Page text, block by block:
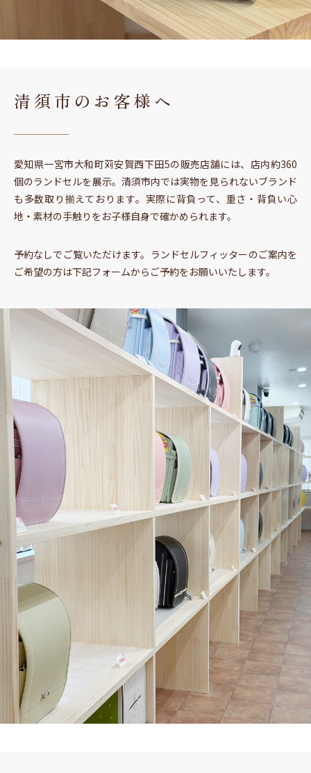
清須市のお客様へ
愛知県一宮市大和町苅安賀西下田5の販売店舗には、店内約360
個のランドセルを展示。清須市内では実物を見られないブランド
も多数取り揃えております。実際に背負って、重さ・背負い心
地・素材の手触りをお子様自身で確かめられます。
予約なしでご覧いただけます。ランドセルフィッターのご案内を
ご希望の方は下記フォームからご予約をお願いいたします。